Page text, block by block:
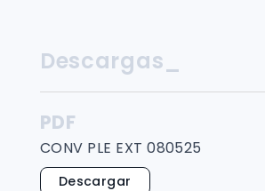
Descargas_
PDF
CONV PLE EXT 080525
Descargar